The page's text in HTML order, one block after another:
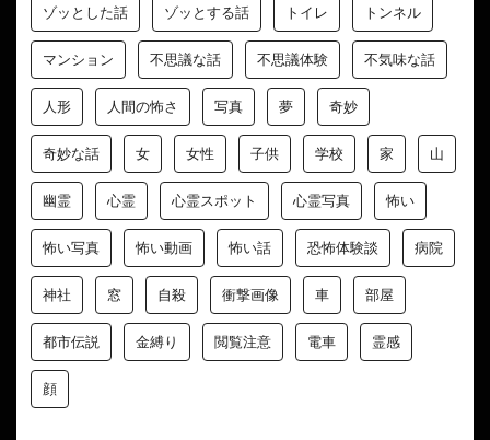
ゾッとした話 ゾッとする話 トイレ トンネル
マンション 不思議な話 不思議体験 不気味な話
人形 人間の怖さ 写真 夢 奇妙
奇妙な話 女 女性 子供 学校 家 山
幽霊 心霊 心霊スポット 心霊写真 怖い
怖い写真 怖い動画 怖い話 恐怖体験談 病院
神社 窓 自殺 衝撃画像 車 部屋
都市伝説 金縛り 閲覧注意 電車 霊感
顔